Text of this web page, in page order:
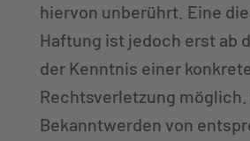
hiervon unberührt. Eine
Haftung ist jedoch erst ab
der Kenntnis einer
Rechtsverletzung möglich.
Bekanntwerden von